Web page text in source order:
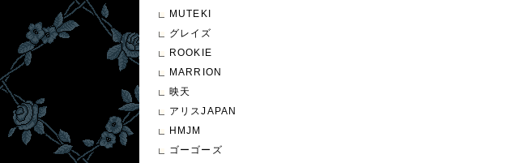
MUTEKI
グレイズ
ROOKIE
MARRION
映天
アリスJAPAN
HMJM
ゴーゴーズ